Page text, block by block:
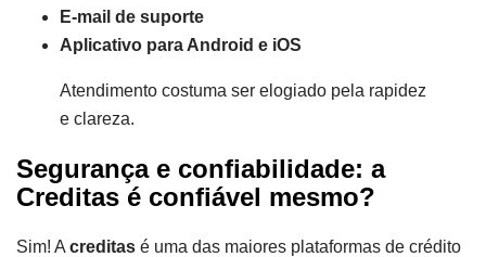
E-mail de suporte
Aplicativo para Android e iOS
Atendimento costuma ser elogiado pela rapidez
e clareza.
Segurança e confiabilidade: a
Creditas é confiável mesmo?
Sim! A creditas é uma das maiores plataformas de crédito